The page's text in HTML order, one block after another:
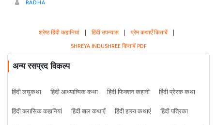
RADHA
श्रेष्ठ हिंदी कहानियां | हिंदी उपन्यास | प्रेम कथाएँ किताबें |
SHREYA INDUSHREE किताबें PDF
अन्य रसप्रद विकल्प
हिंदी लघुकथा हिंदी आध्यात्मिक कथा हिंदी फिक्शन कहानी
हिंदी प्रेरक कथा
हिंदी क्लासिक कहानियां
हिंदी बाल कथाएँ हिंदी हास्य कथाएं
हिंदी पत्रिका